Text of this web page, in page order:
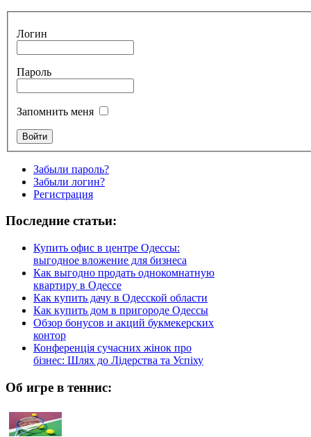
Логин
Пароль
Запомнить меня
Забыли пароль?
Забыли логин?
Регистрация
Последние статьи:
Купить офис в центре Одессы:
выгодное вложение для бизнеса
Как выгодно продать однокомнатную
квартиру в Одессе
Как купить дачу в Одесской области
Как купить дом в пригороде Одессы
Обзор бонусов и акций букмекерских
контор
Конференція сучасних жінок про
бізнес: Шлях до Лідерства та Успіху
Об игре в теннис: